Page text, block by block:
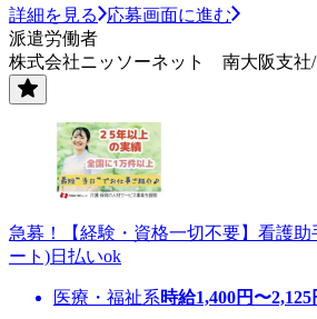
詳細を見る
応募画面に進む
派遣労働者
株式会社ニッソーネット 南大阪支社/
急募！【経験・資格一切不要】看護
ート)日払いok
医療・福祉系時給1,400円〜2,125